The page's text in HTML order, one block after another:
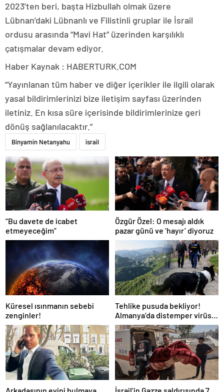
2023’ten beri, başta Hizbullah olmak üzere
Lübnan’daki Lübnanlı ve Filistinli gruplar ile İsrail
ordusu arasında “Mavi Hat” üzerinden karşılıklı
çatışmalar devam ediyor.
Haber Kaynak : HABERTURK.COM
“Yayınlanan tüm haber ve diğer içerikler ile ilgili olarak
yasal bildirimlerinizi bize iletişim sayfası üzerinden
iletiniz. En kısa süre içerisinde bildirimlerinize geri
dönüş sağlanılacaktır.”
Binyamin Netanyahu israil
“Bu davete de icabet
etmeyeceğim”
Özgür Özel: O mesajı aldık
pazar günü ve ‘hayır’ diyoruz
Küresel ısınmanın sebebi
zenginler!
Tehlike pusuda bekliyor!
Almanya’da distemper virüsü
yayılıyor: Çoğu
kurtarılamayacak!